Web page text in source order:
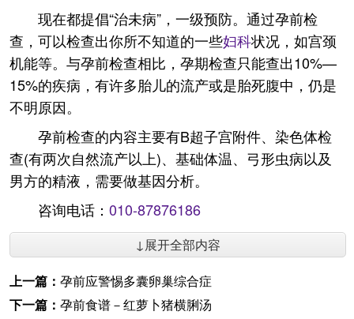
现在都提倡“治未病”，一级预防。通过孕前检
查，可以检查出你所不知道的一些妇科状况，如宫颈
机能等。与孕前检查相比，孕期检查只能查出10%—
15%的疾病，有许多胎儿的流产或是胎死腹中，仍是
不明原因。
孕前检查的内容主要有B超子宫附件、染色体检
查(有两次自然流产以上)、基础体温、弓形虫病以及
男方的精液，需要做基因分析。
咨询电话： 010-87876186
↓展开全部内容
上一篇： 孕前应警惕多囊卵巢综合症
下一篇： 孕前食谱－红萝卜猪横脷汤